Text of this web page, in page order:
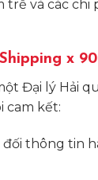
trễ và các chi
x
Đại lý Hải
cam kết:
thông tin